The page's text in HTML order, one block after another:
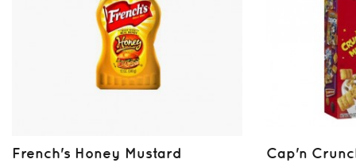
French's Honey Mustard
Cap'n